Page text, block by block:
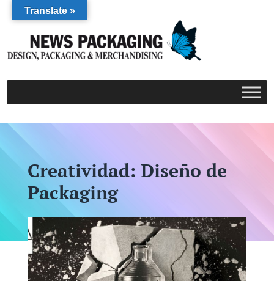
Creatividad: Diseño de
Packaging
Translate »